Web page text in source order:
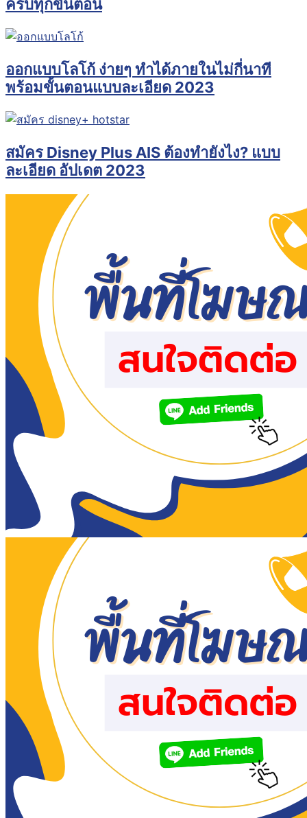
ครบทุกขั้นตอน
ออกแบบโลโก้ ง่ายๆ ทำได้ภายในไม่กี่นาที
พร้อมขั้นตอนแบบละเอียด 2023
สมัคร Disney Plus AIS ต้องทำยังไง? แบบ
ละเอียด อัปเดต 2023